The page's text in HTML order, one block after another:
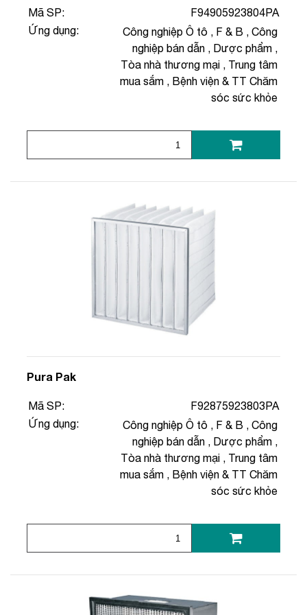
Mã SP:
F94905923804PA
Ứng dụng:
Công nghiệp Ô tô , F & B , Công
nghiệp bán dẫn , Dược phẩm ,
Tòa nhà thương mại , Trung tâm
mua sắm , Bệnh viện & TT Chăm
sóc sức khỏe
Pura Pak
Mã SP:
F92875923803PA
Ứng dụng:
Công nghiệp Ô tô , F & B , Công
nghiệp bán dẫn , Dược phẩm ,
Tòa nhà thương mại , Trung tâm
mua sắm , Bệnh viện & TT Chăm
sóc sức khỏe